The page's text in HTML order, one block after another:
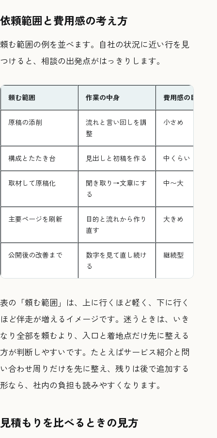
依頼範囲と費用感の考え方
頼む範囲の例を並べます。自社の状況に近い行を見
つけると、相談の出発点がはっきりします。
頼む範囲 作業の中身 費用感の目安
原稿の添削
流れと言い回しを調
整
小さめ
構成とたたき台 見出しと初稿を作る 中くらい
取材して原稿化
聞き取り→文章にす
る
中〜大
主要ページを刷新
目的と流れから作り
直す
大きめ
公開後の改善まで
数字を見て直し続け
る
継続型
表の「頼む範囲」は、上に行くほど軽く、下に行く
ほど伴走が増えるイメージです。迷うときは、いき
なり全部を頼むより、入口と着地点だけ先に整える
方が判断しやすいです。たとえばサービス紹介と問
い合わせ周りだけを先に整え、残りは後で追加する
形なら、社内の負担も読みやすくなります。
見積もりを比べるときの見方